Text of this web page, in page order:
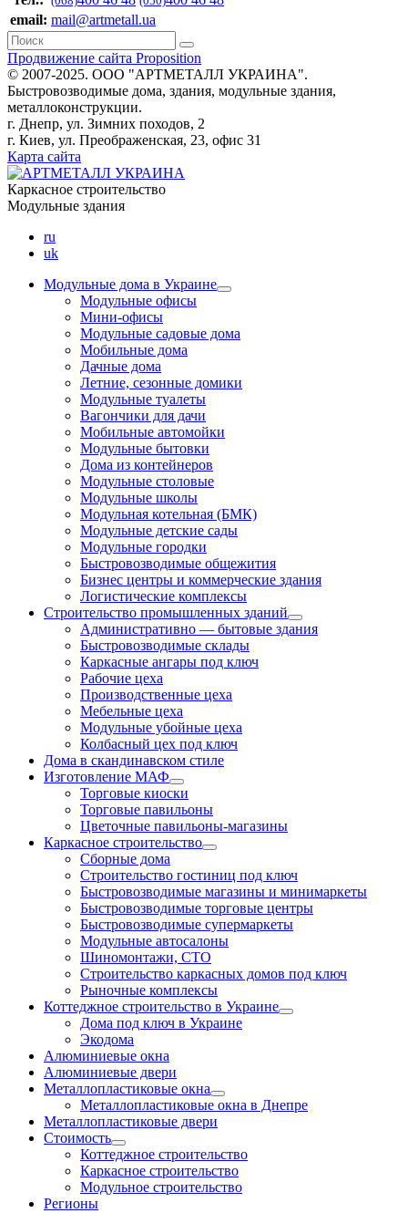
email: mail@artmetall.ua
Продвижение сайта Proposition
© 2007-2025. ООО "AРТМЕТАЛЛ УКРАИНА".
Быстровозводимые дома, здания, модульные здания,
металлоконструкции.
г. Днепр, ул. Зимних походов, 2
г. Киев, ул. Преображенская, 23, офис 31
Карта сайта
Каркасное строительство
Модульные здания
ru
uk
Модульные дома в Украине
Модульные офисы
Мини-офисы
Модульные садовые дома
Мобильные дома
Дачные дома
Летние, сезонные домики
Модульные туалеты
Вагончики для дачи
Мобильные автомойки
Модульные бытовки
Дома из контейнеров
Модульные столовые
Модульные школы
Модульная котельная (БМК)
Модульные детские сады
Модульные городки
Быстровозводимые общежития
Бизнес центры и коммерческие здания
Логистические комплексы
Строительство промышленных зданий
Административно — бытовые здания
Быстровозводимые склады
Каркасные ангары под ключ
Рабочие цеха
Производственные цеха
Мебельные цеха
Модульные убойные цеха
Колбасный цех под ключ
Дома в скандинавском стиле
Изготовление МАФ
Торговые киоски
Торговые павильоны
Цветочные павильоны-магазины
Каркасное строительство
Сборные дома
Строительство гостиниц под ключ
Быстровозводимые магазины и минимаркеты
Быстровозводимые торговые центры
Быстровозводимые супермаркеты
Модульные автосалоны
Шиномонтажи, СТО
Строительство каркасных домов под ключ
Рыночные комплексы
Коттеджное строительство в Украине
Дома под ключ в Украине
Экодома
Алюминиевые окна
Алюминиевые двери
Металлопластиковые окна
Металлопластиковые окна в Днепре
Металлопластиковые двери
Стоимость
Коттеджное строительство
Каркасное строительство
Модульное строительство
Регионы